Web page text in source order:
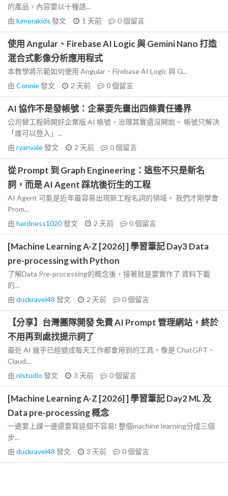
的產品，內容要以十種語...
由 lumorakids 發文 1 天前 0個留言
使用 Angular、Firebase AI Logic 與 Gemini Nano 打造
混合式影像分析應用程式
本教學將示範如何使用 Angular、Firebase AI Logic 與 G...
由 Connie發文 2 天前 0個留言
AI 協作不是發帳號：企業要先畫出四條責任邊界
公司替工程師開好企業版 AI 帳號，治理其實還沒開始。 帳號只解決
「誰可以登入」...
由 ryanvale發文 2 天前 0個留言
從 Prompt 到 Graph Engineering：這些不只是新名
詞，而是 AI Agent 踩坑後衍生的工程
AI Agent 可能是近年最容易出現新工程名詞的領域。 我們才剛學會
Prom...
由 hardness1020發文 2 天前 0個留言
[Machine Learning A-Z [2026] ] 學習筆記 Day3 Data
pre-processing with Python
了解Data Pre-processing的概念後，接著就是要實作了 資料下載
的...
由 duckravel48 發文 2 天前 0個留言
【分享】台灣團隊開發 免費 AI Prompt 管理網站，終於
不用再到處找提示詞了
最近 AI 幾乎已經變成每天工作都會用到的工具。像是 ChatGPT、
Claud...
由 nlstudio 發文 3 天前 0個留言
[Machine Learning A-Z [2026] ] 學習筆記 Day2 ML 及
Data pre-processing 概念
一邊要上課一邊還要寫這個不容易! 整個machine learning分成三個
步...
由 duckravel48 發文 3 天前 0個留言